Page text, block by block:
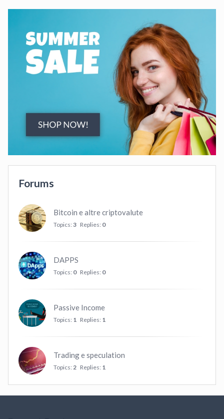
Forums
Bitcoin e altre criptovalute
Topics: 3 Replies: 0
DAPPS
Topics: 0 Replies: 0
Passive Income
Topics: 1 Replies: 1
Trading e speculation
Topics: 2 Replies: 1